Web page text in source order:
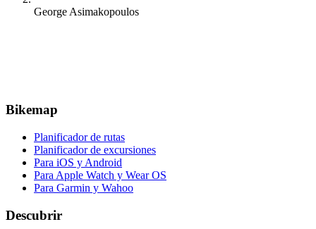
George Asimakopoulos
Bikemap
Planificador de rutas
Planificador de excursiones
Para iOS y Android
Para Apple Watch y Wear OS
Para Garmin y Wahoo
Descubrir